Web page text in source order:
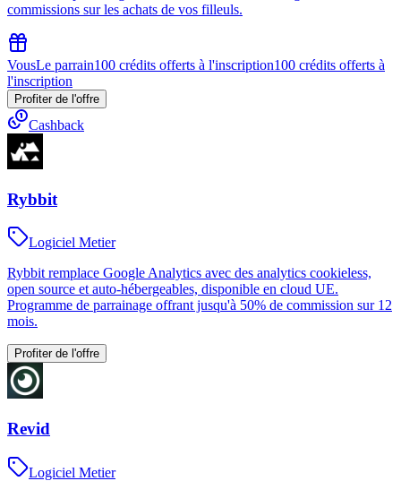
commissions sur les achats de vos filleuls.
VousLe parrain100 crédits offerts à l'inscription100 crédits offerts à
l'inscription
Profiter de l'offre
Cashback
Rybbit
Logiciel Metier
Rybbit remplace Google Analytics avec des analytics cookieless,
open source et auto‑hébergeables, disponible en cloud UE.
Programme de parrainage offrant jusqu'à 50% de commission sur 12
mois.
Profiter de l'offre
Revid
Logiciel Metier